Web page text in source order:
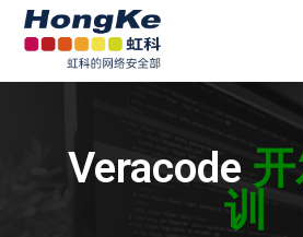
Veracode
训